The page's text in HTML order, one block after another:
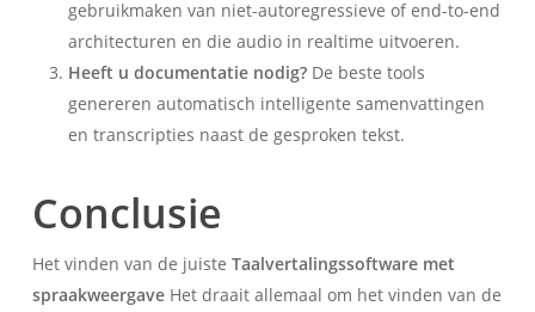
gebruikmaken van niet-autoregressieve of end-to-end
architecturen en die audio in realtime uitvoeren.
Heeft u documentatie nodig?De beste tools
genereren automatisch intelligente samenvattingen
en transcripties naast de gesproken tekst.
Conclusie
Het vinden van de juiste Taalvertalingssoftware met
spraakweergaveHet draait allemaal om het vinden van de